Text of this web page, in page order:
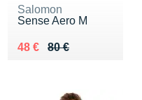
Salomon
Sense Aero M
80 €
Au lieu de 80 €
48 €
Vendu 48 €